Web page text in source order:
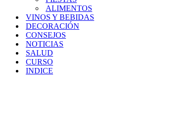
ALIMENTOS
VINOS Y BEBIDAS
DECORACIÓN
CONSEJOS
NOTICIAS
SALUD
CURSO
INDICE